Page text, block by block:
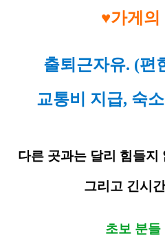
♥가게의
출퇴근자유. (편
교통비 지급, 숙
다른 곳과는 달리 힘들지
그리고 긴시
초보 분들